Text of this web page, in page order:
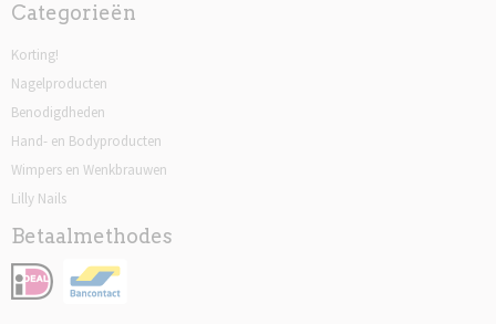
Categorieën
Korting!
Nagelproducten
Benodigdheden
Hand- en Bodyproducten
Wimpers en Wenkbrauwen
Lilly Nails
Betaalmethodes